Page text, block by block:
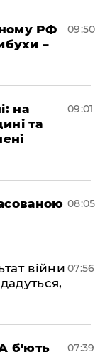
РФ
–
09:50
на
та
09:01
08:05
війни 07:56
б'ють
07:39